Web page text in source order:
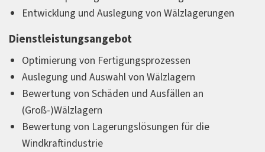
Entwicklung und Auslegung von Wälzlagerungen
Dienstleistungsangebot
Optimierung von Fertigungsprozessen
Auslegung und Auswahl von Wälzlagern
Bewertung von Schäden und Ausfällen an
(Groß-)Wälzlagern
Bewertung von Lagerungslösungen für die
Windkraftindustrie